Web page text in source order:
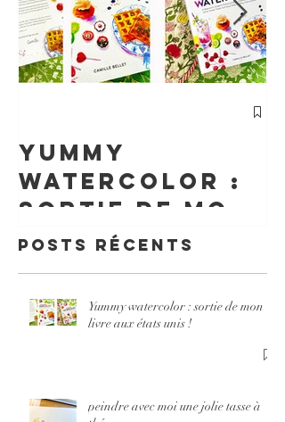
Yummy
watercolor :
sortie de mon
livre aux
états unis !
Posts Récents
Yummy watercolor : sortie de mon
livre aux états unis !
peindre avec moi une jolie tasse à